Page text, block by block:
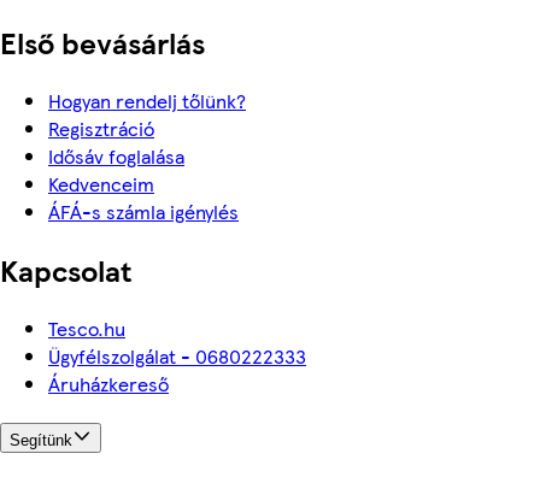
Első bevásárlás
Hogyan rendelj tőlünk?
Regisztráció
Idősáv foglalása
Kedvenceim
ÁFÁ-s számla igénylés
Kapcsolat
Tesco.hu
Ügyfélszolgálat - 0680222333
Áruházkereső
Segítünk